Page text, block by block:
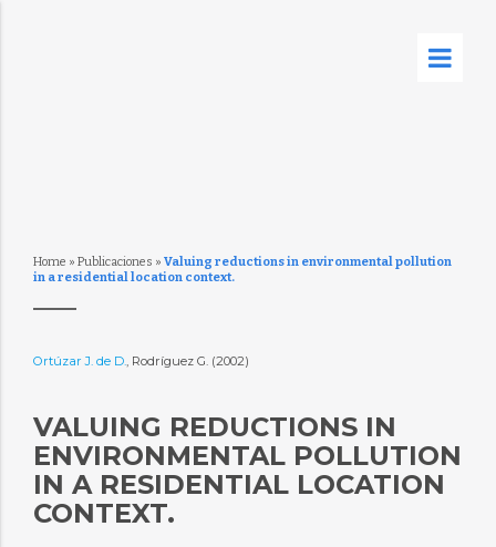
Home » Publicaciones » Valuing reductions in environmental pollution
in a residential location context.
Ortúzar J. de D., Rodríguez G. (2002)
VALUING REDUCTIONS IN
ENVIRONMENTAL POLLUTION
IN A RESIDENTIAL LOCATION
CONTEXT.